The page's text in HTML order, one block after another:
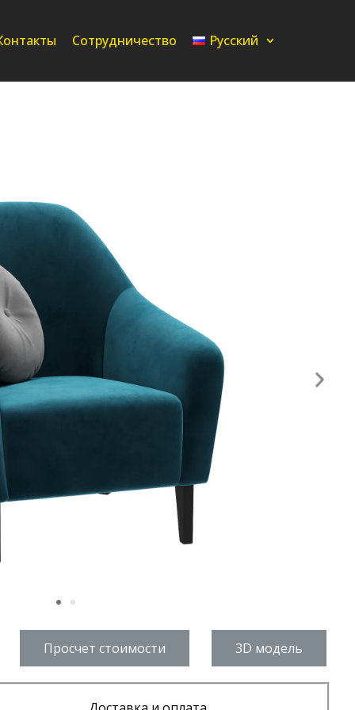
Сотрудничество Русский
Просчет стоимости 3D модель